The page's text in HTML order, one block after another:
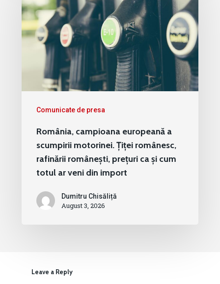
Comunicate de presa
România, campioana europeană a
scumpirii motorinei. Țiței românesc,
rafinării românești, prețuri ca și cum
totul ar veni din import
Dumitru Chisăliță
August 3, 2026
Leave a Reply